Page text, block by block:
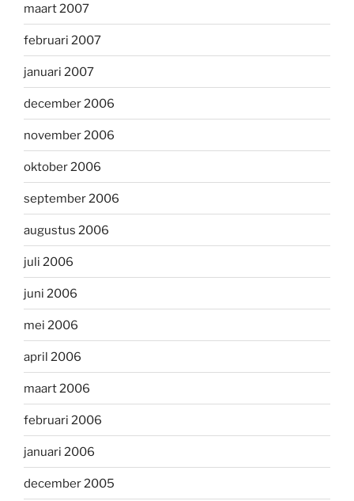
maart 2007
februari 2007
januari 2007
december 2006
november 2006
oktober 2006
september 2006
augustus 2006
juli 2006
juni 2006
mei 2006
april 2006
maart 2006
februari 2006
januari 2006
december 2005